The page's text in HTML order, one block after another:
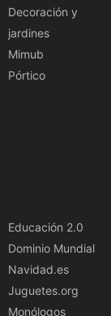
Decoración y
jardines
Mimub
Pórtico
Educación 2.0
Dominio Mundial
Navidad.es
Juguetes.org
Monólogos